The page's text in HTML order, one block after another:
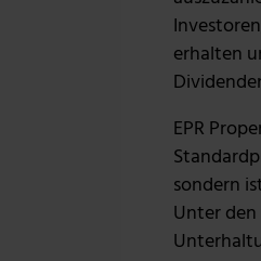
erhalten
EPR
sondern
Unter